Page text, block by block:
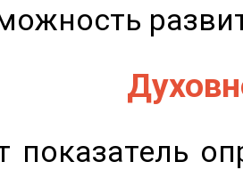
показатель